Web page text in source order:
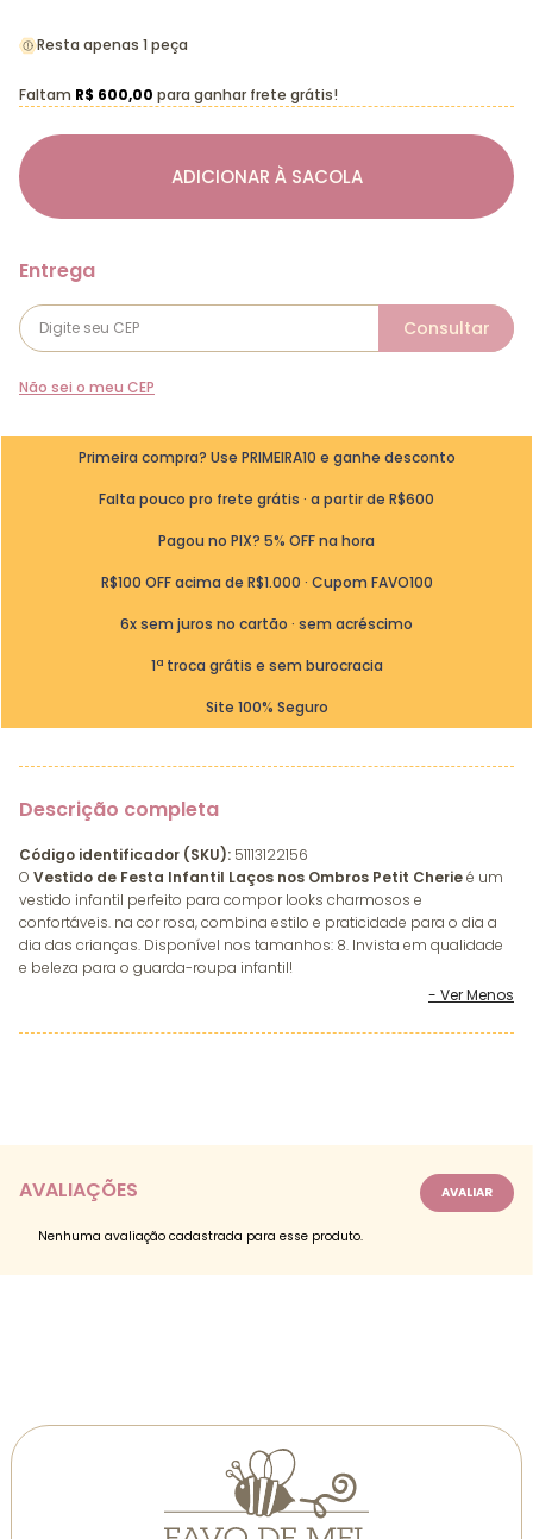
ADICIONAR À SACOLA
Resta apenas 1 peça
Faltam R$ 600,00 para ganhar frete grátis!
Não sei o meu CEP
Primeira compra? Use PRIMEIRA10 e ganhe desconto
Falta pouco pro frete grátis · a partir de R$600
Pagou no PIX? 5% OFF na hora
R$100 OFF acima de R$1.000 · Cupom FAVO100
6x sem juros no cartão · sem acréscimo
1ª troca grátis e sem burocracia
Site 100% Seguro
Descrição completa
Código identificador (SKU): 51113122156
O Vestido de Festa Infantil Laços nos Ombros Petit Cherieé um
vestido infantil perfeito para compor looks charmosos e
confortáveis. na cor rosa, combina estilo e praticidade para o dia a
dia das crianças. Disponível nos tamanhos: 8. Invista em qualidade
e beleza para o guarda-roupa infantil!
AVALIAÇÕES
Nenhuma avaliação cadastrada para esse produto.